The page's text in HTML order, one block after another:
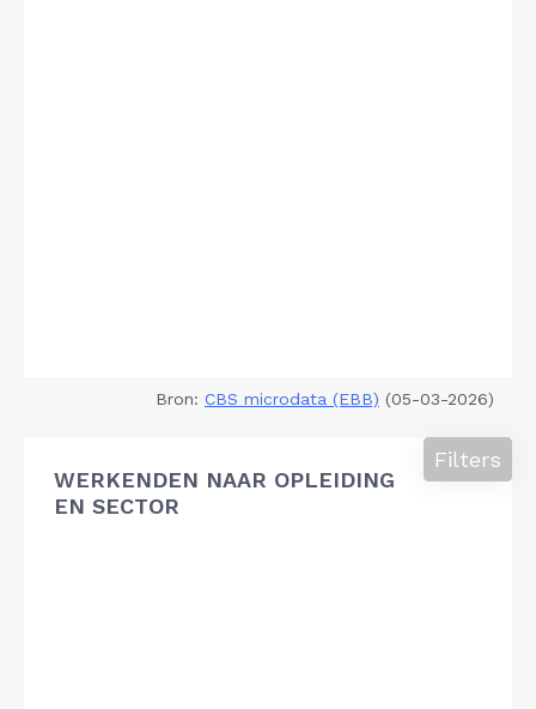
Bron: CBS microdata (EBB) (05-03-2026)
WERKENDEN NAAR OPLEIDING
EN SECTOR
Filters